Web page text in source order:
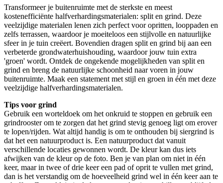
Transformeer je buitenruimte met de sterkste en meest
kostenefficiënte halfverhardingsmaterialen: split en grind. Deze
veelzijdige materialen lenen zich perfect voor opritten, looppaden en
zelfs terrassen, waardoor je moeiteloos een stijlvolle en natuurlijke
sfeer in je tuin creëert. Bovendien dragen split en grind bij aan een
verbeterde grondwaterhuishouding, waardoor jouw tuin extra
'groen' wordt. Ontdek de ongekende mogelijkheden van split en
grind en breng de natuurlijke schoonheid naar voren in jouw
buitenruimte. Maak een statement met stijl en groen in één met deze
veelzijdige halfverhardingsmaterialen.
Tips voor grind
Gebruik een worteldoek om het onkruid te stoppen en gebruik een
grindrooster om te zorgen dat het grind stevig genoeg ligt om erover
te lopen/rijden. Wat altijd handig is om te onthouden bij siergrind is
dat het een natuurproduct is. Een natuurproduct dat vanuit
verschillende locaties gewonnen wordt. De kleur kan dus iets
afwijken van de kleur op de foto. Ben je van plan om niet in één
keer, maar in twee of drie keer een pad of oprit te vullen met grind,
dan is het verstandig om de hoeveelheid grind wel in één keer aan te